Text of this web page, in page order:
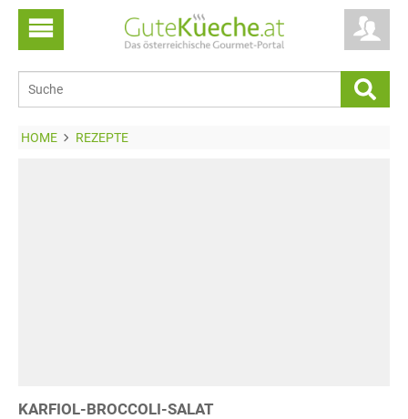
HOME REZEPTE
KARFIOL-BROCCOLI-SALAT